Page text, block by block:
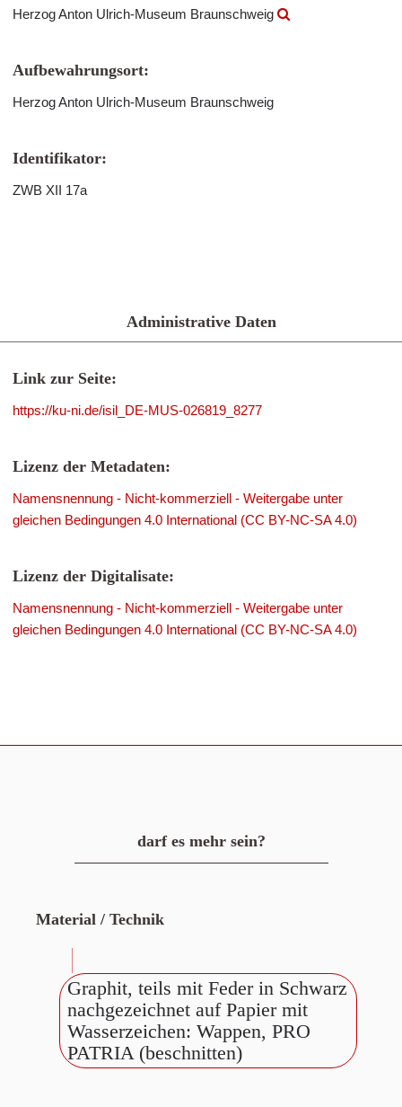
Herzog Anton Ulrich-Museum Braunschweig
Aufbewahrungsort:
Herzog Anton Ulrich-Museum Braunschweig
Identifikator:
ZWB XII 17a
Administrative Daten
Link zur Seite:
https://ku-ni.de/isil_DE-MUS-026819_8277
Lizenz der Metadaten:
Namensnennung - Nicht-kommerziell - Weitergabe unter
gleichen Bedingungen 4.0 International (CC BY-NC-SA 4.0)
Lizenz der Digitalisate:
Namensnennung - Nicht-kommerziell - Weitergabe unter
gleichen Bedingungen 4.0 International (CC BY-NC-SA 4.0)
darf es mehr sein?
Material / Technik
Graphit, teils mit Feder in Schwarz
nachgezeichnet auf Papier mit
Wasserzeichen: Wappen, PRO
PATRIA (beschnitten)